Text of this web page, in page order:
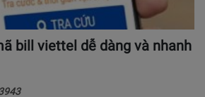
bill viettel dễ dàng và nhanh